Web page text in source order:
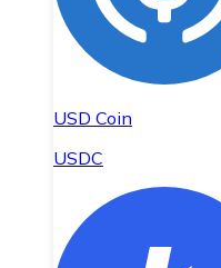
USD Coin
USDC